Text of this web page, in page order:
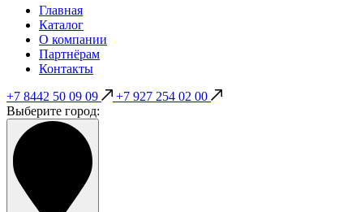
Главная
Каталог
О компании
Партнёрам
Контакты
+7 8442 50 09 09
+7 927 254 02 00
Выберите город: